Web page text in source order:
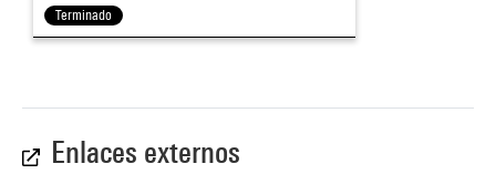
Terminado
Enlaces externos